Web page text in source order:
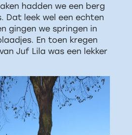
hadden we een berg
Dat leek wel een echten
gingen we springen in
En toen kregen
Juf Lila was een lekker